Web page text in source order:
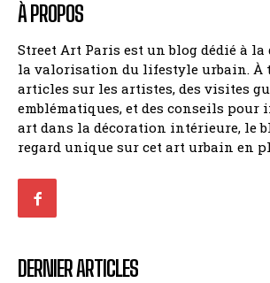
À PROPOS
Street Art Paris est un blog dédié à la
la valorisation du lifestyle urbain. À
articles sur les artistes, des visites
emblématiques, et des conseils pour
art dans la décoration intérieure, le
regard unique sur cet art urbain en
DERNIER ARTICLES